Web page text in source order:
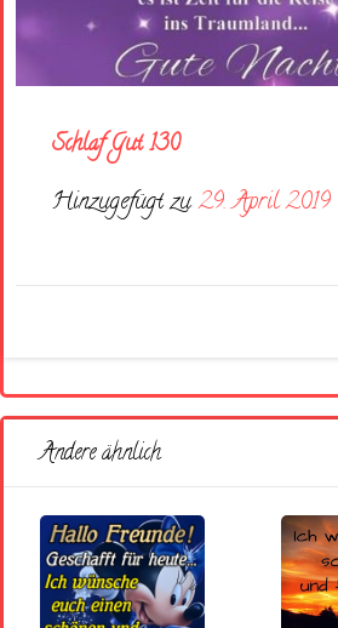
Schlaf Gut 130
Hinzugefügt zu29. April 2019
Andere ähnlich